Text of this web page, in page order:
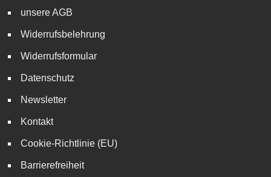
unsere AGB
Widerrufsbelehrung
Widerrufsformular
Datenschutz
Newsletter
Kontakt
Cookie-Richtlinie (EU)
Barrierefreiheit